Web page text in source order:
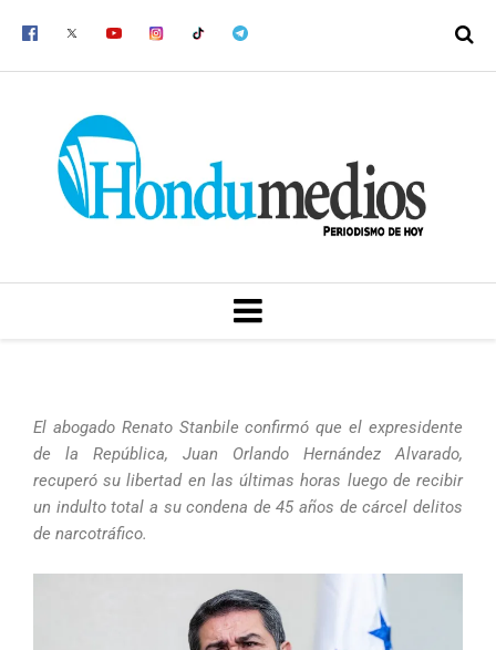
MENU
El abogado Renato Stanbile confirmó que el expresidente
de la República, Juan Orlando Hernández Alvarado,
recuperó su libertad en las últimas horas luego de recibir
un indulto total a su condena de 45 años de cárcel delitos
de narcotráfico.